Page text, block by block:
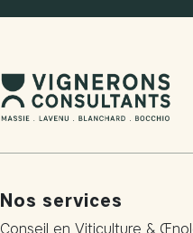
Nos services
Conseil en Viticulture &